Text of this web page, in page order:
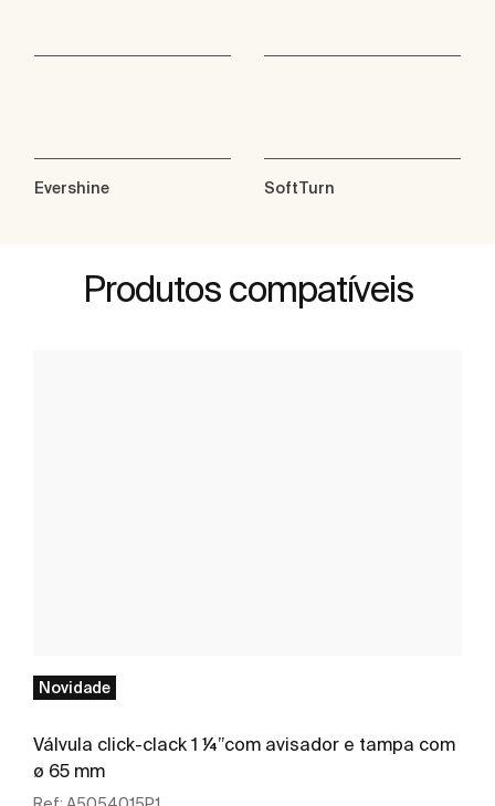
Evershine SoftTurn
Produtos compatíveis
Novidade
Válvula click-clack 1 ¼”com avisador e tampa com
ø 65 mm